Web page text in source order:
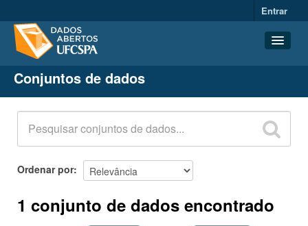
Entrar
Conjuntos de dados
Organizações
Grupos
Sobre
Conjuntos de dados
Ordenar por
1 conjunto de dados encontrado